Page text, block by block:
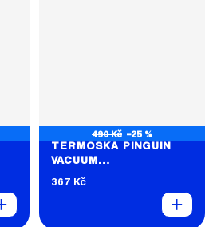
490 Kč –25 %
TERMOSKA PINGUIN
VACUUM
THERMOBOTTLE 1.0L
367 Kč